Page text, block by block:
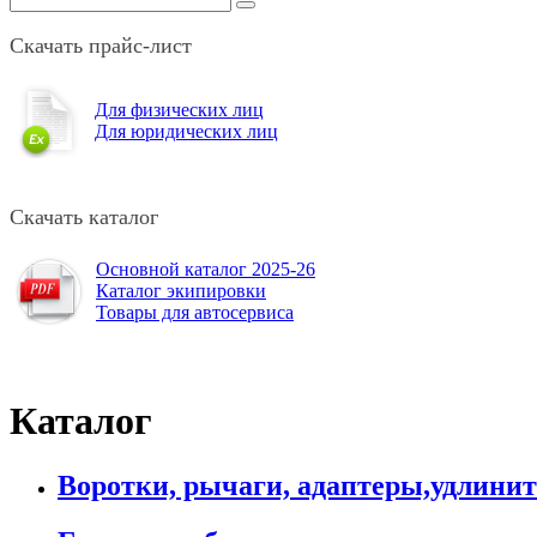
Скачать прайс-лист
Для физических лиц
Для юридических лиц
Скачать каталог
Основной каталог 2025-26
Каталог экипировки
Товары для автосервиса
Каталог
Воротки, рычаги,